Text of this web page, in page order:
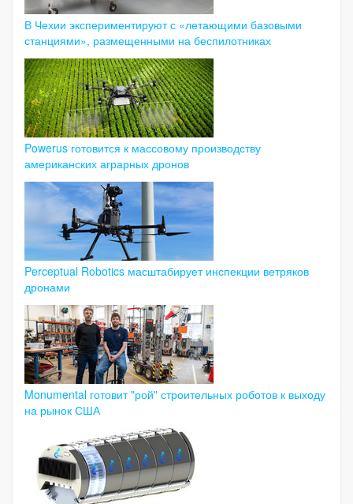
В Чехии экспериментируют с «летающими базовыми
станциями», размещенными на беспилотниках
Powerus готовится к массовому производству
американских аграрных дронов
Perceptual Robotics масштабирует инспекции ветряков
дронами
Monumental готовит "рой" строительных роботов к выходу
на рынок США